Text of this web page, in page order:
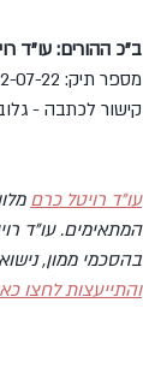
ב"כ ההורים: עו"ד
מספר תיק: 18872-07-22
קישור לכתבה -
עו"ד רויטל כרם
המתאימים. עו"ד
בהסכמי ממון,
והתייעצותלחצו